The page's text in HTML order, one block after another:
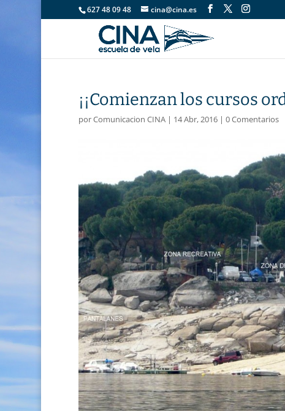
627 48 09 48 cina@cina.es
¡¡Comienzan los cursos
porComunicacion CINA| 14 Abr, 2016| 0 Comentarios